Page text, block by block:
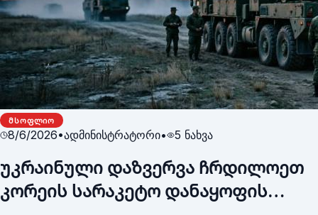
ᲛᲡᲝᲤᲚᲘᲝ
8/6/2026•ადმინისტრატორი• 5 ნახვა
უკრაინული დაზვერვა ჩრდილოეთ
კორეის სარაკეტო დანაყოფის